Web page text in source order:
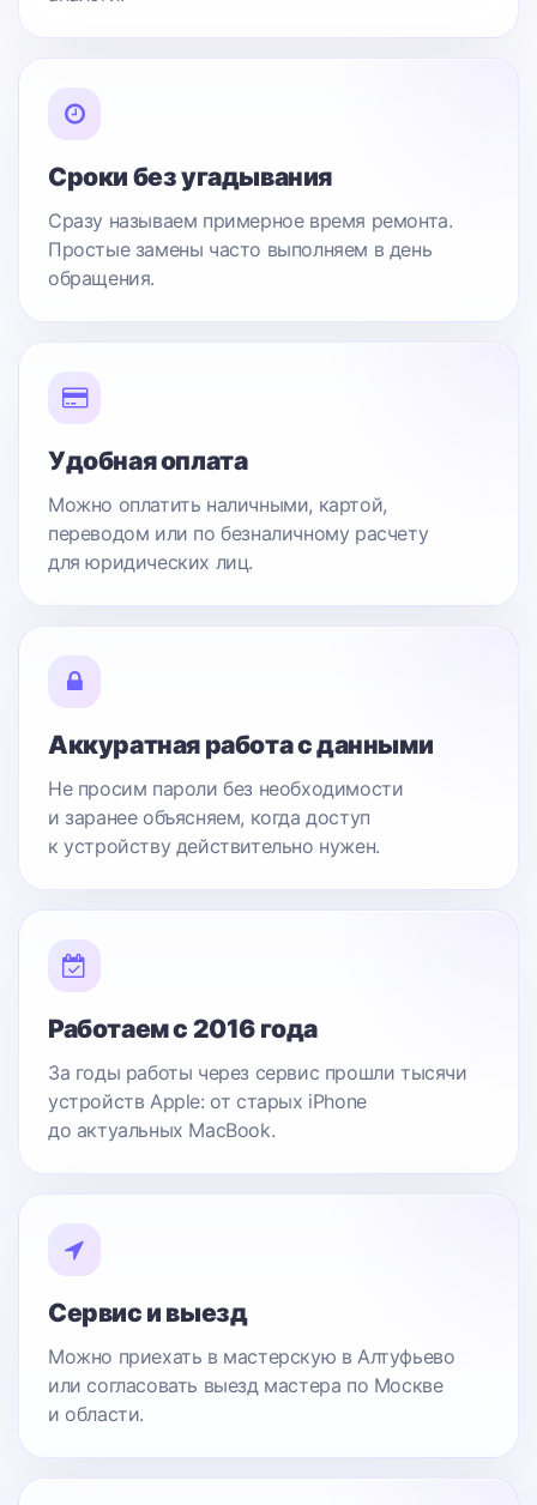
Сроки без угадывания
Сразу называем примерное время ремонта.
Простые замены часто выполняем в день
обращения.
Удобная оплата
Можно оплатить наличными, картой,
переводом или по безналичному расчету
для юридических лиц.
Аккуратная работа с данными
Не просим пароли без необходимости
и заранее объясняем, когда доступ
к устройству действительно нужен.
Работаем с 2016 года
За годы работы через сервис прошли тысячи
устройств Apple: от старых iPhone
до актуальных MacBook.
Сервис и выезд
Можно приехать в мастерскую в Алтуфьево
или согласовать выезд мастера по Москве
и области.